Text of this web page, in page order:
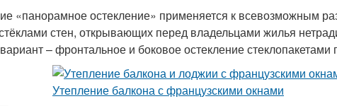
«панорамное остекление» применяется к всевозможным
стен, открывающих перед владельцами жилья
– фронтальное и боковое остекление стеклопакетами